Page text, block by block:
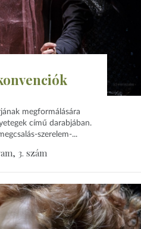
megformálására
című darabjában.
szerelem-...
3. szám